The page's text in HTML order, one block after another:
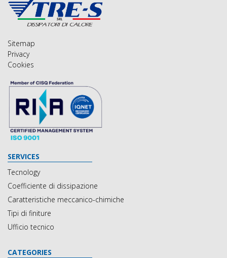
Sitemap
Privacy
Cookies
SERVICES
Tecnology
Coefficiente di dissipazione
Caratteristiche meccanico-chimiche
Tipi di finiture
Ufficio tecnico
CATEGORIES